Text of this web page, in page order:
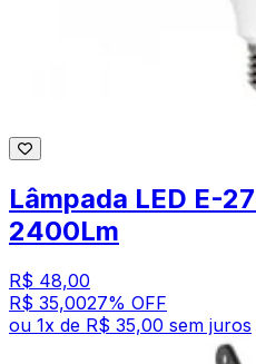
Lâmpada LED E-
2400Lm
R$ 48,00
R$ 35,0027% OFF
ou 1x de R$ 35,00 sem juros